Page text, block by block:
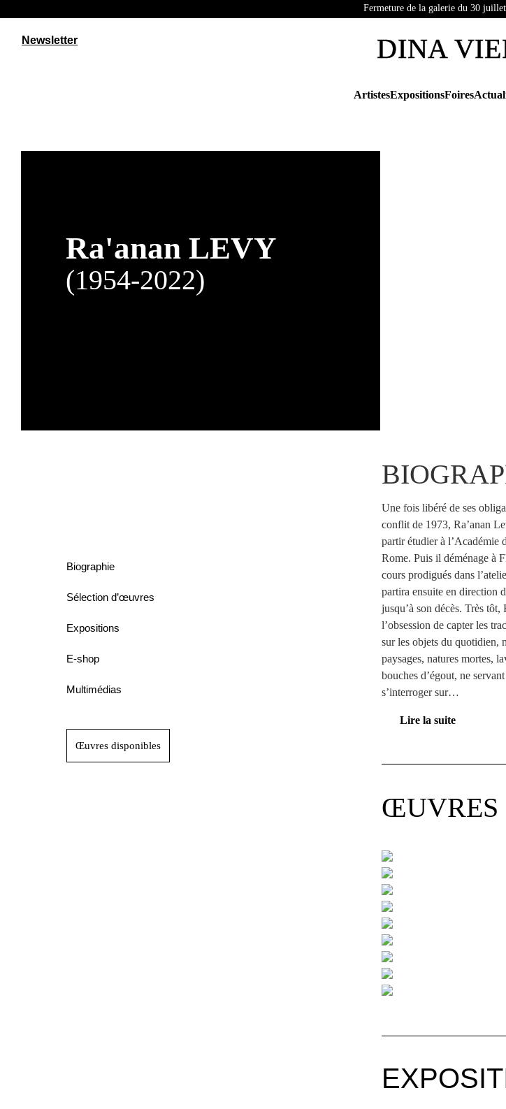
Fermeture de la galerie du 30
Newsletter DINA
ArtistesExpositionsFoires
Ra'anan LEVY
(1954-2022)
Biographie
Sélection d’œuvres
Expositions
E-shop
Multimédias
Œuvres disponibles
Une fois libéré de ses
conflit de 1973, Ra’anan
partir étudier à l’Académie
Rome. Puis il déménage à
cours prodigués dans
partira ensuite en direction
jusqu’à son décès. Très
l’obsession de capter les
sur les objets du quotidien,
paysages, natures mortes,
bouches d’égout, ne
s’interroger sur…
Lire la suite
ŒUVRES